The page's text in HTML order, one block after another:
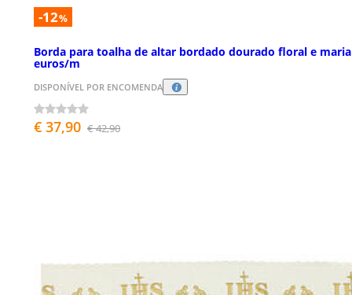
-12%
Borda para toalha de altar bordado dourado floral e
euros/m
DISPONÍVEL POR ENCOMENDA
€ 37,90 € 42,90